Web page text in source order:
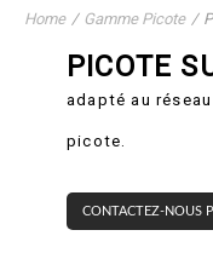
Home / Gamme Picote /
PICOTE
adapté au
picote.
CONTACTEZ-NOUS